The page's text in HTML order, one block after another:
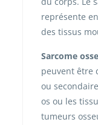
représente
des tissus
Sarcome
peuvent être
ou
os ou les
tumeurs